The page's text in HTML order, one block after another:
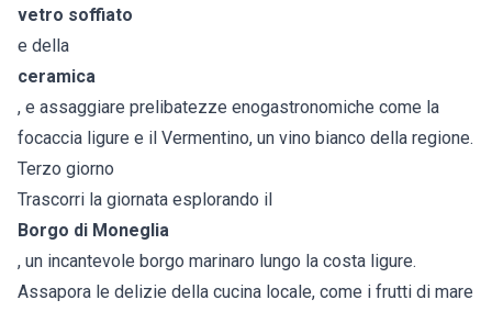
vetro soffiato
e della
ceramica
, e assaggiare prelibatezze enogastronomiche come la
focaccia ligure e il Vermentino, un vino bianco della regione.
Terzo giorno
Trascorri la giornata esplorando il
Borgo di Moneglia
, un incantevole borgo marinaro lungo la costa ligure.
Assapora le delizie della cucina locale, come i frutti di mare